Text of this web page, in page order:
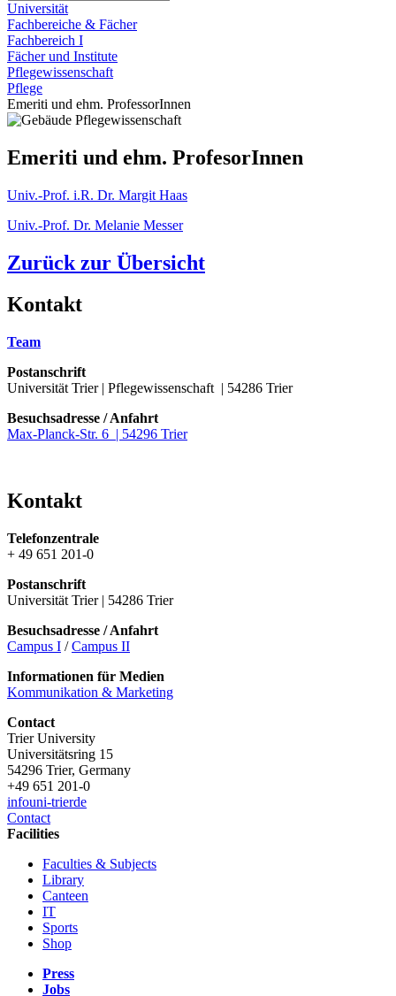
Universität
Fachbereiche & Fächer
Fachbereich I
Fächer und Institute
Pflegewissenschaft
Pflege
Emeriti und ehm. ProfessorInnen
Emeriti und ehm. ProfesorInnen
Univ.-Prof. i.R. Dr. Margit Haas
Univ.-Prof. Dr. Melanie Messer
Zurück zur Übersicht
Kontakt
Team
Postanschrift
Universität Trier | Pflegewissenschaft | 54286 Trier
Besuchsadresse / Anfahrt
Max-Planck-Str. 6 | 54296 Trier
Kontakt
Telefonzentrale
+ 49 651 201-0
Postanschrift
Universität Trier | 54286 Trier
Besuchsadresse / Anfahrt
Campus I /Campus II
Informationen für Medien
Kommunikation & Marketing
Contact
Trier University
Universitätsring 15
54296 Trier, Germany
+49 651 201-0
infouni-trierde
Contact
Facilities
Faculties & Subjects
Library
Canteen
IT
Sports
Shop
Press
Jobs